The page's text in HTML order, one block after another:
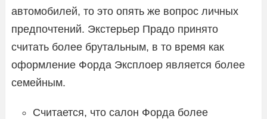
автомобилей, то это опять же вопрос личных
предпочтений. Экстерьер Прадо принято
считать более брутальным, в то время как
оформление Форда Эксплоер является более
семейным.
Считается, что салон Форда более